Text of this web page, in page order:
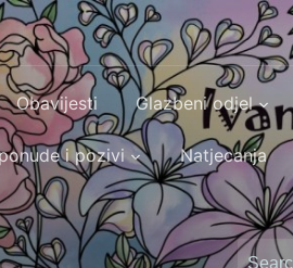
Obavijesti Glazbeni odjel
i pozivi Natjecanja
Search